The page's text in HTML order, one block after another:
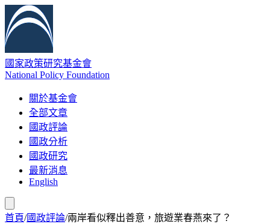
國家政策研究基金會
National Policy Foundation
關於基金會
全部文章
國政評論
國政分析
國政研究
最新消息
English
首頁/國政評論/兩岸看似釋出善意，旅遊業春燕來了？